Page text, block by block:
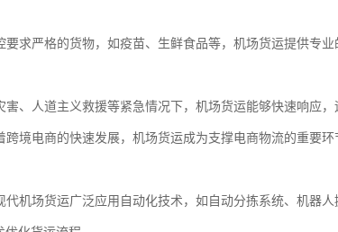
要求严格的货物，如疫苗、生鲜食品等，机场货运提供专
害、人道主义救援等紧急情况下，机场货运能够快速响应，
跨境电商的快速发展，机场货运成为支撑电商物流的重要
代机场货运广泛应用自动化技术，如自动分拣系统、机器